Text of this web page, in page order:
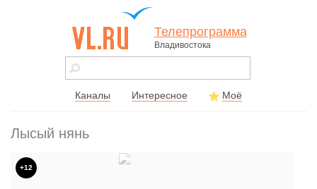
vl.ru - сайт
города
Телепрограмма
Владивостока
Каналы Интересное Моё
Лысый нянь
+12